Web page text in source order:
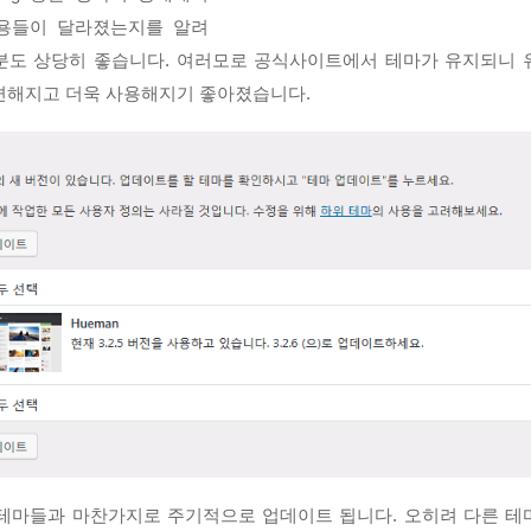
들이 달라졌는지를 알려
도 상당히 좋습니다. 여러모로 공식사이트에서 테마가 유지되니
해지고 더욱 사용해지기 좋아졌습니다.
마들과 마찬가지로 주기적으로 업데이트 됩니다. 오히려 다른 테